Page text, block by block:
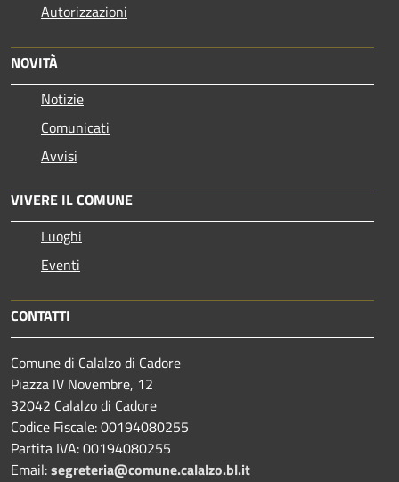
Autorizzazioni
NOVITÀ
Notizie
Comunicati
Avvisi
VIVERE IL COMUNE
Luoghi
Eventi
CONTATTI
Comune di Calalzo di Cadore
Piazza IV Novembre, 12
32042 Calalzo di Cadore
Codice Fiscale: 00194080255
Partita IVA: 00194080255
Email:segreteria@comune.calalzo.bl.it